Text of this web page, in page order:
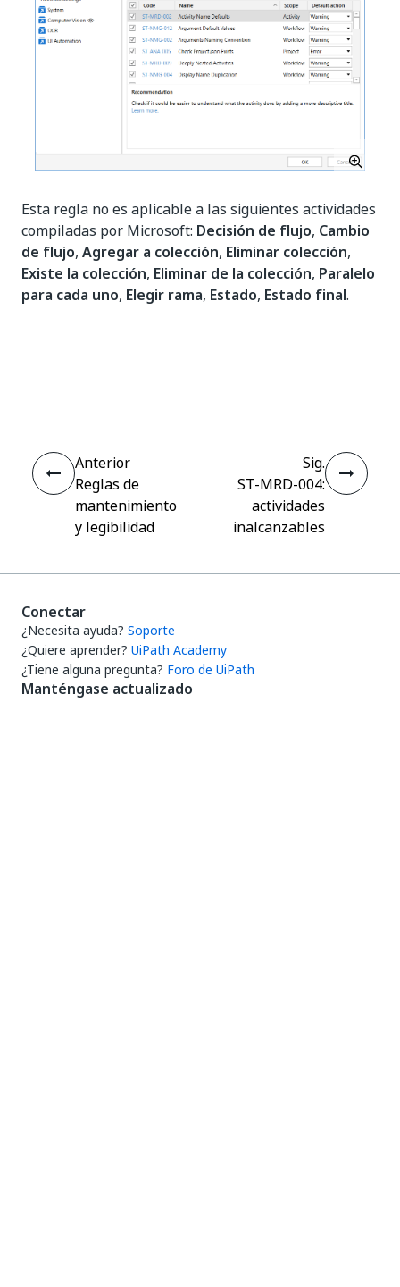
Esta regla no es aplicable a las siguientes actividades
compiladas por Microsoft: Decisión de flujo, Cambio
de flujo, Agregar a colección, Eliminar colección,
Existe la colección, Eliminar de la colección, Paralelo
para cada uno, Elegir rama, Estado, Estado final.
Anterior
Reglas de
mantenimiento
y legibilidad
Sig.
ST-MRD-004:
actividades
inalcanzables
Conectar
¿Necesita ayuda? Soporte
¿Quiere aprender? UiPath Academy
¿Tiene alguna pregunta? Foro de UiPath
Manténgase actualizado